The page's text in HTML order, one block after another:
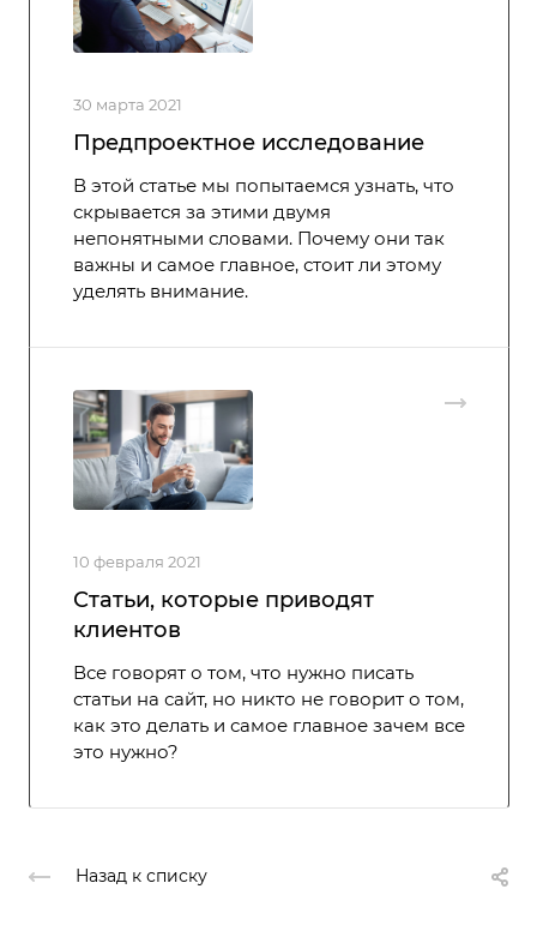
30 марта 2021
Предпроектное исследование
В этой статье мы попытаемся узнать, что
скрывается за этими двумя
непонятными словами. Почему они так
важны и самое главное, стоит ли этому
уделять внимание.
10 февраля 2021
Статьи, которые приводят
клиентов
Все говорят о том, что нужно писать
статьи на сайт, но никто не говорит о том,
как это делать и самое главное зачем все
это нужно?
Назад к списку